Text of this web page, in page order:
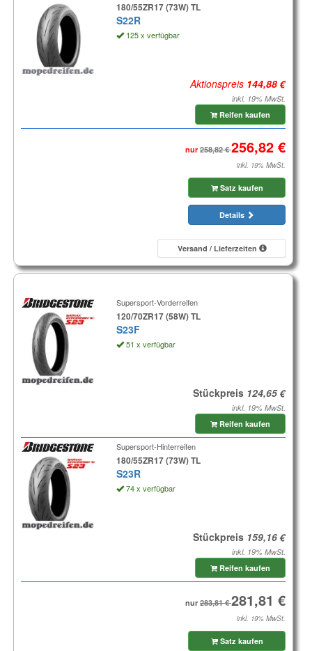
180/55ZR17 (73W) TL
S22R
125 x verfügbar
Aktionspreis
inkl. 19% MwSt.
Reifen kaufen
nur
inkl. 19% MwSt.
Satz kaufen
Details
Versand / Lieferzeiten
Supersport-Vorderreifen
120/70ZR17 (58W) TL
S23F
51 x verfügbar
Stückpreis
inkl. 19% MwSt.
Reifen kaufen
Supersport-Hinterreifen
180/55ZR17 (73W) TL
S23R
74 x verfügbar
Stückpreis
inkl. 19% MwSt.
Reifen kaufen
nur
inkl. 19% MwSt.
Satz kaufen